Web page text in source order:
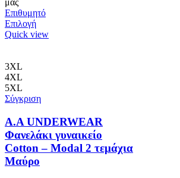
μας
Επιθυμητό
ΕπιλογήΑυτό
το
επιλογές
να
επιλεγούν
στη
σελίδα
του
Quick view
3XL
4XL
5XL
Σύγκριση
Α.A UNDERWEAR
Φανελάκι γυναικείο
Cotton – Modal 2 τεμάχια
Μαύρο